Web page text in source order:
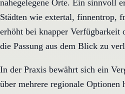
nahegelegene Orte. Ein sinnvoll
Städten wie extertal, finnentrop,
erhöht bei knapper Verfügbarkeit
die Passung aus dem Blick zu
In der Praxis bewährt sich ein
über mehrere regionale